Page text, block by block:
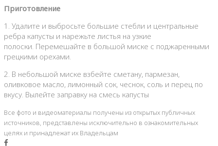
Приготовление
1. Удалите и выбросьте большие стебли и центральные
ребра капусты и нарежьте листья на узкие
полоски. Перемешайте в большой миске с поджаренными
грецкими орехами.
2. В небольшой миске взбейте сметану, пармезан,
оливковое масло, лимонный сок, чеснок, соль и перец по
вкусу. Вылейте заправку на смесь капусты
Все фото и видеоматериалы получены из открытых публичных
источников, представлены исключительно в ознакомительных
целях и принадлежат их Владельцам